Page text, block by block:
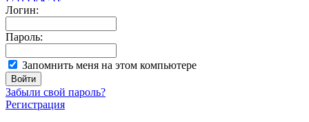
Логин:
Пароль:
Запомнить меня на этом компьютере
Забыли свой пароль?
Регистрация